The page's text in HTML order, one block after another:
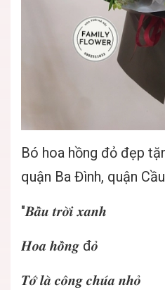
Bó hoa hồng đỏ đẹp
quận Ba Đình, quận
"𝑩𝒂̂̀𝒖 𝒕𝒓𝒐̛̀𝒊 𝒙𝒂𝒏𝒉
𝑯𝒐𝒂 𝒉𝒐̂̀𝒏𝒈 đ𝒐̉
𝑻𝒐̛́ 𝒍𝒂̀ 𝒄𝒐̂𝒏𝒈 𝒄𝒉𝒖́𝒂 𝒏𝒉𝒐̉